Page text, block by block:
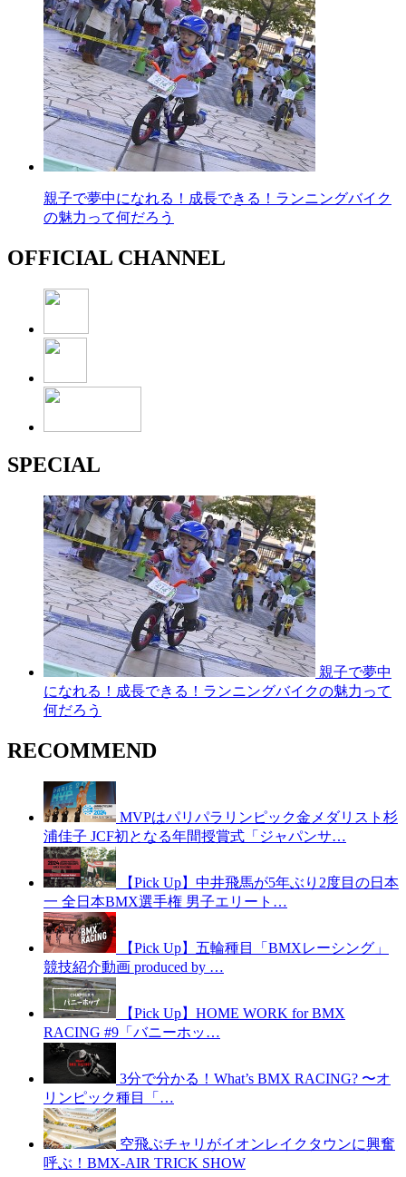
親子で夢中になれる！成長できる！ランニングバイク
の魅力って何だろう
OFFICIAL CHANNEL
SPECIAL
親子で夢中
になれる！成長できる！ランニングバイクの魅力って
何だろう
RECOMMEND
MVPはパリパラリンピック金メダリスト杉
浦佳子 JCF初となる年間授賞式「ジャパンサ…
【Pick Up】中井飛馬が5年ぶり2度目の日本
一 全日本BMX選手権 男子エリート…
【Pick Up】五輪種目「BMXレーシング」
競技紹介動画 produced by …
【Pick Up】HOME WORK for BMX
RACING #9「バニーホッ…
3分で分かる！What’s BMX RACING? 〜オ
リンピック種目「…
空飛ぶチャリがイオンレイクタウンに興奮
呼ぶ！BMX-AIR TRICK SHOW